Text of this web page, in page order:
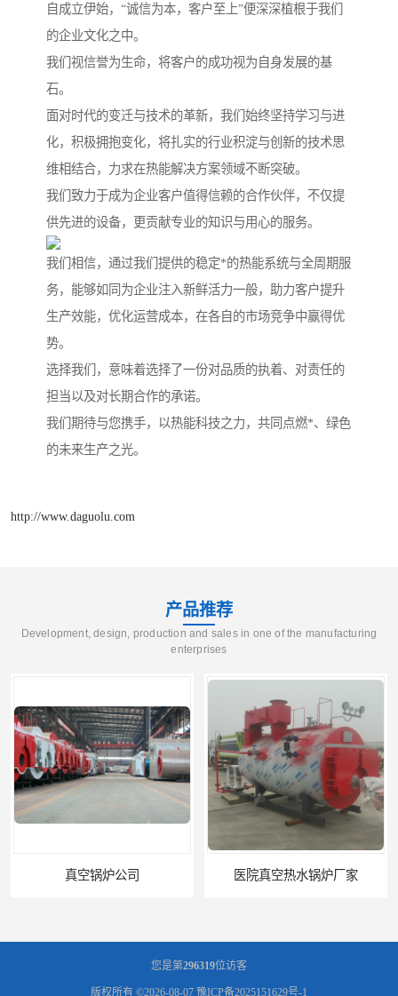
自成立伊始，“诚信为本，客户至上”便深深植根于我们
的企业文化之中。
我们视信誉为生命，将客户的成功视为自身发展的基
石。
面对时代的变迁与技术的革新，我们始终坚持学习与进
化，积极拥抱变化，将扎实的行业积淀与创新的技术思
维相结合，力求在热能解决方案领域不断突破。
我们致力于成为企业客户值得信赖的合作伙伴，不仅提
供先进的设备，更贡献专业的知识与用心的服务。
我们相信，通过我们提供的稳定*的热能系统与全周期服
务，能够如同为企业注入新鲜活力一般，助力客户提升
生产效能，优化运营成本，在各自的市场竞争中赢得优
势。
选择我们，意味着选择了一份对品质的执着、对责任的
担当以及对长期合作的承诺。
我们期待与您携手，以热能科技之力，共同点燃*、绿色
的未来生产之光。
http://www.daguolu.com
产品推荐
Development, design, production and sales in one of the manufacturing
enterprises
真空锅炉公司 医院真空热水锅炉厂家
您是第296319位访客
版权所有 ©2026-08-07 豫ICP备2025151629号-1